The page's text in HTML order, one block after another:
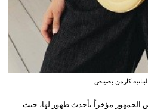
كارمن بصيبص
الجمهور مؤخراً بأحدث ظهور لها، حيث